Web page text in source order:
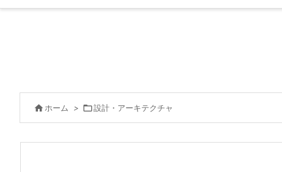
 ホーム > 設計・アーキテクチャ